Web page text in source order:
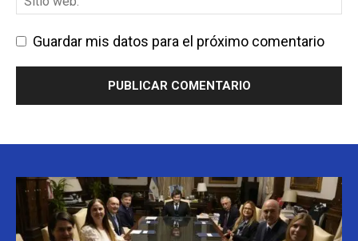
Guardar mis datos para el próximo comentario